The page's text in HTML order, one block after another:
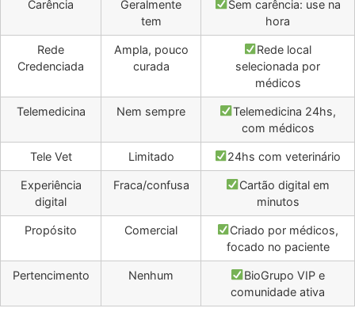
Carência
Geralmente
tem
Sem carência: use na
hora
Rede
Credenciada
Ampla, pouco
curada
Rede local
selecionada por
médicos
Telemedicina Nem sempre
Telemedicina 24hs,
com médicos
Tele Vet Limitado 24hs com veterinário
Experiência
digital
Fraca/confusa
Cartão digital em
minutos
Propósito Comercial
Criado por médicos,
focado no paciente
Pertencimento Nenhum
BioGrupo VIP e
comunidade ativa